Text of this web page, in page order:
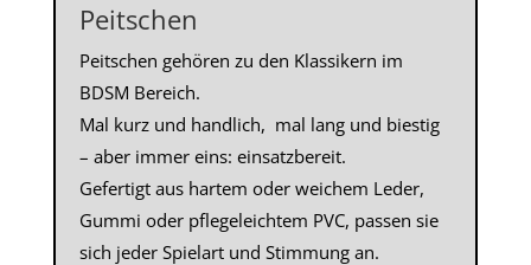
Peitschen
Peitschen gehören zu den Klassikern im
BDSM Bereich.
Mal kurz und handlich, mal lang und biestig
– aber immer eins: einsatzbereit.
Gefertigt aus hartem oder weichem Leder,
Gummi oder pflegeleichtem PVC, passen sie
sich jeder Spielart und Stimmung an.